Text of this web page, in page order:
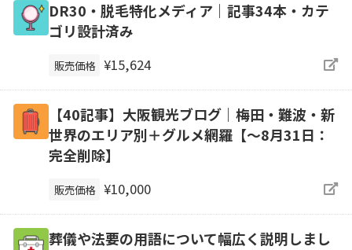
DR30・脱毛特化メディア｜記事34本・カテ
ゴリ設計済み
販売価格 ¥15,624
【40記事】大阪観光ブログ｜梅田・難波・新
世界のエリア別＋グルメ網羅【～8月31日：
完全削除】
販売価格 ¥10,000
葬儀や法要の用語について幅広く説明しまし